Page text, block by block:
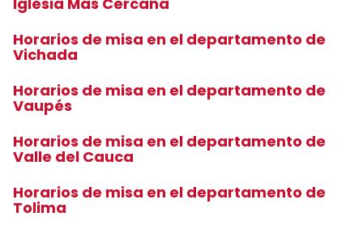
Horarios de misa en el departamento de
Vichada
Horarios de misa en el departamento de
Vaupés
Horarios de misa en el departamento de
Valle del Cauca
Horarios de misa en el departamento de
Tolima